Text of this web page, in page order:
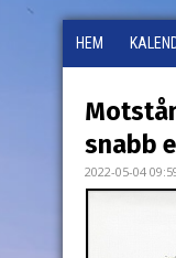
HEM
snabb
2022-05-04